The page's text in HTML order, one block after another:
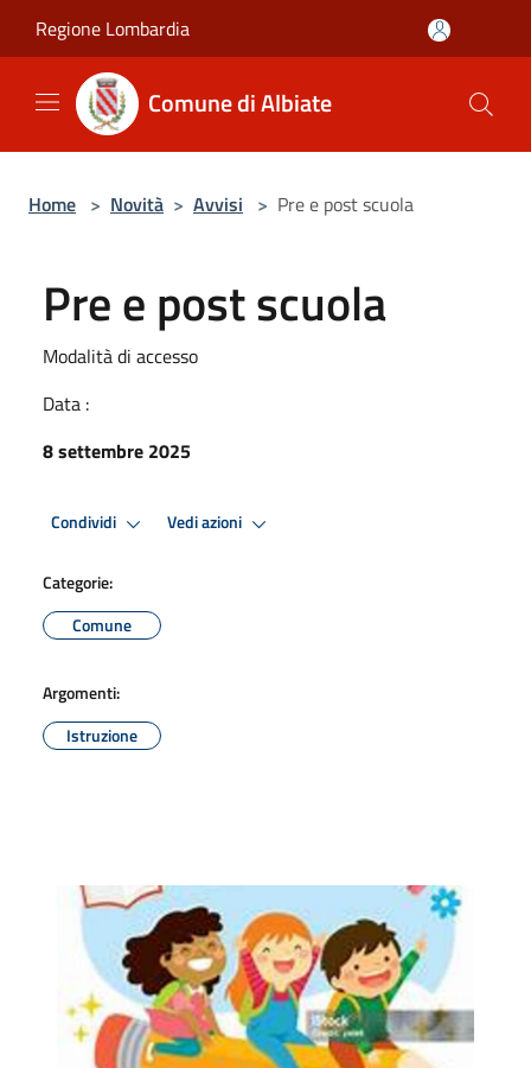
Regione Lombardia
Comune di Albiate
Home > Novità > Avvisi > Pre e post scuola
Pre e post scuola
Modalità di accesso
Data :
8 settembre 2025
Condividi Vedi azioni
Categorie:
Comune
Argomenti:
Istruzione